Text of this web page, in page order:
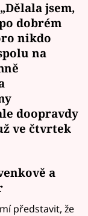
jsem,
dobrém
nikdo
na
doopravdy
ve čtvrtek
a
představit, že